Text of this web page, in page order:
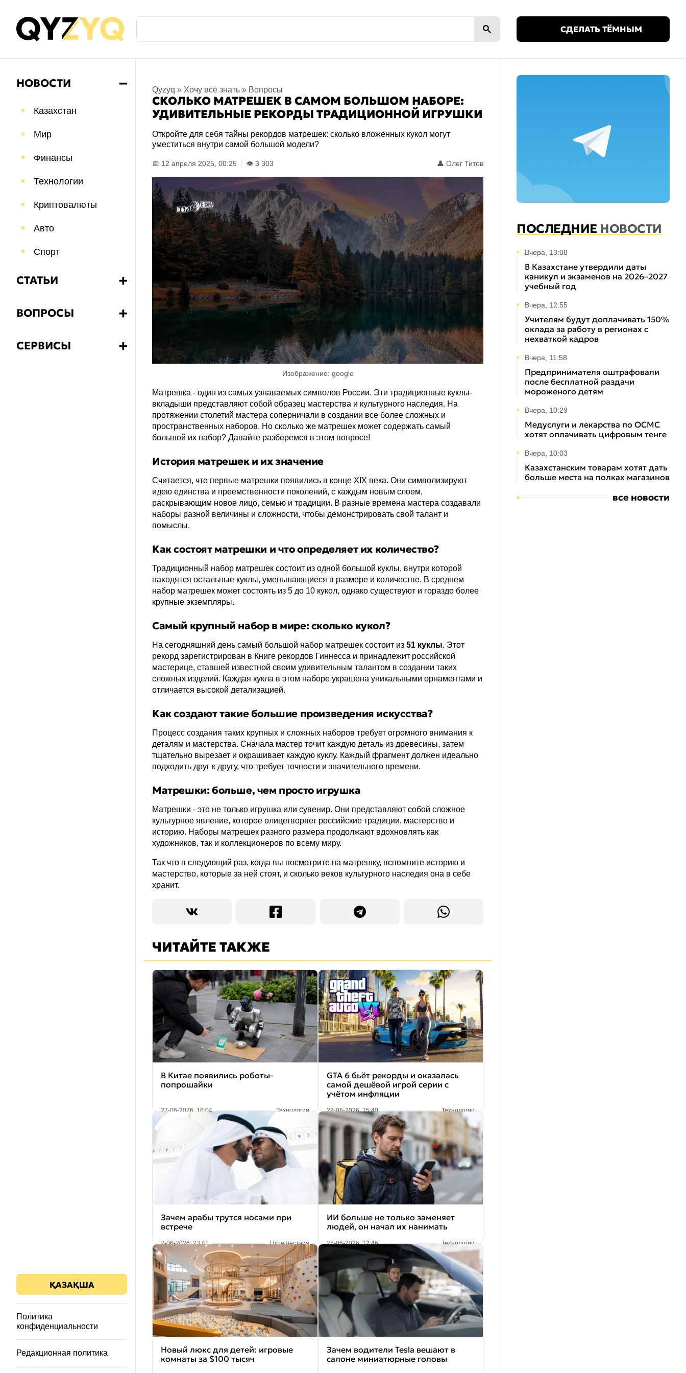
СДЕЛАТЬ ТЁМНЫМ
НОВОСТИ ➖
Казахстан
Мир
Финансы
Технологии
Криптовалюты
Авто
Спорт
СТАТЬИ ➕
Бизнес
ВОПРОСЫ ➕
Какой?
СЕРВИСЫ ➕
ҚАЗАҚША
Политика
конфиденциальности
Редакционная политика
Qyzyq » Хочу всё знать » Вопросы
СКОЛЬКО МАТРЕШЕК В САМОМ БОЛЬШОМ НАБОРЕ:
УДИВИТЕЛЬНЫЕ РЕКОРДЫ ТРАДИЦИОННОЙ ИГРУШКИ
Откройте для себя тайны рекордов матрешек: сколько вложенных кукол могут
уместиться внутри самой большой модели?
📅 12 апреля 2025, 00:25 👁️ 3 303 👤 Олег Титов
Изображение: google
Матрешка - один из самых узнаваемых символов России. Эти традиционные куклы-
вкладыши представляют собой образец мастерства и культурного наследия. На
протяжении столетий мастера соперничали в создании все более сложных и
пространственных наборов. Но сколько же матрешек может содержать самый
большой их набор? Давайте разберемся в этом вопросе!
История матрешек и их значение
Считается, что первые матрешки появились в конце XIX века. Они символизируют
идею единства и преемственности поколений, с каждым новым слоем,
раскрывающим новое лицо, семью и традиции. В разные времена мастера создавали
наборы разной величины и сложности, чтобы демонстрировать свой талант и
помыслы.
Как состоят матрешки и что определяет их количество?
Традиционный набор матрешек состоит из одной большой куклы, внутри которой
находятся остальные куклы, уменьшающиеся в размере и количестве. В среднем
набор матрешек может состоять из 5 до 10 кукол, однако существуют и гораздо более
крупные экземпляры.
Самый крупный набор в мире: сколько кукол?
На сегодняшний день самый большой набор матрешек состоит из 51 куклы. Этот
рекорд зарегистрирован в Книге рекордов Гиннесса и принадлежит российской
мастерице, ставшей известной своим удивительным талантом в создании таких
сложных изделий. Каждая кукла в этом наборе украшена уникальными орнаментами и
отличается высокой детализацией.
Как создают такие большие произведения искусства?
Процесс создания таких крупных и сложных наборов требует огромного внимания к
деталям и мастерства. Сначала мастер точит каждую деталь из древесины, затем
тщательно вырезает и окрашивает каждую куклу. Каждый фрагмент должен идеально
подходить друг к другу, что требует точности и значительного времени.
Матрешки: больше, чем просто игрушка
Матрешки - это не только игрушка или сувенир. Они представляют собой сложное
культурное явление, которое олицетворяет российские традиции, мастерство и
историю. Наборы матрешек разного размера продолжают вдохновлять как
художников, так и коллекционеров по всему миру.
Так что в следующий раз, когда вы посмотрите на матрешку, вспомните историю и
мастерство, которые за ней стоят, и сколько веков культурного наследия она в себе
хранит.
ЧИТАЙТЕ ТАКЖЕ
В Китае появились роботы-
попрошайки
27-06-2026, 16:04 Технологии
GTA 6 бьёт рекорды и оказалась
самой дешёвой игрой серии с
учётом инфляции
28-06-2026, 15:40 Технологии
Зачем арабы трутся носами при
встрече
2-06-2026, 23:41 Путешествия
ИИ больше не только заменяет
людей, он начал их нанимать
25-06-2026, 12:46 Технологии
Новый люкс для детей: игровые
комнаты за $100 тысяч
Зачем водители Tesla вешают в
салоне миниатюрные головы
ПОСЛЕДНИЕ НОВОСТИ
Вчера, 13:08
В Казахстане утвердили даты
каникул и экзаменов на 2026–2027
учебный год
Вчера, 12:55
Учителям будут доплачивать 150%
оклада за работу в регионах с
нехваткой кадров
Вчера, 11:58
Предпринимателя оштрафовали
после бесплатной раздачи
мороженого детям
Вчера, 10:29
Медуслуги и лекарства по ОСМС
хотят оплачивать цифровым тенге
Вчера, 10:03
Казахстанским товарам хотят дать
больше места на полках магазинов
все новости